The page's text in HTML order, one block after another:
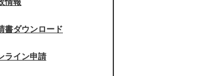
書ダウンロード
ライン申請